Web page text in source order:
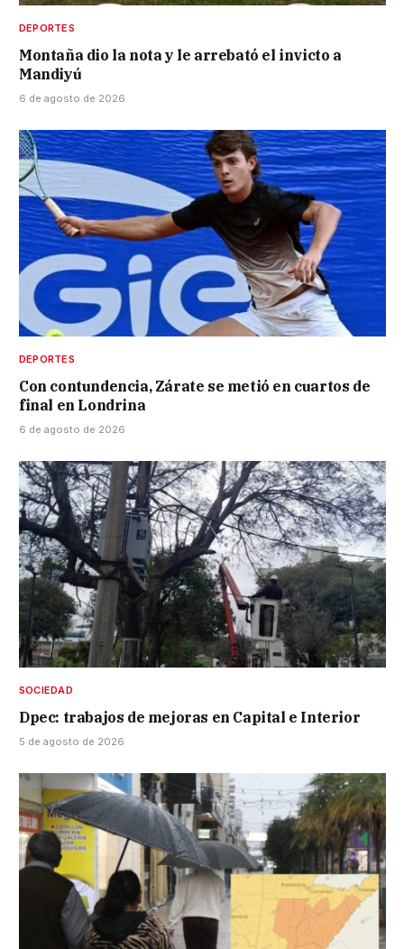
DEPORTES
Montaña dio la nota y le arrebató el invicto a
Mandiyú
6 de agosto de 2026
DEPORTES
Con contundencia, Zárate se metió en cuartos de
final en Londrina
6 de agosto de 2026
SOCIEDAD
Dpec: trabajos de mejoras en Capital e Interior
5 de agosto de 2026